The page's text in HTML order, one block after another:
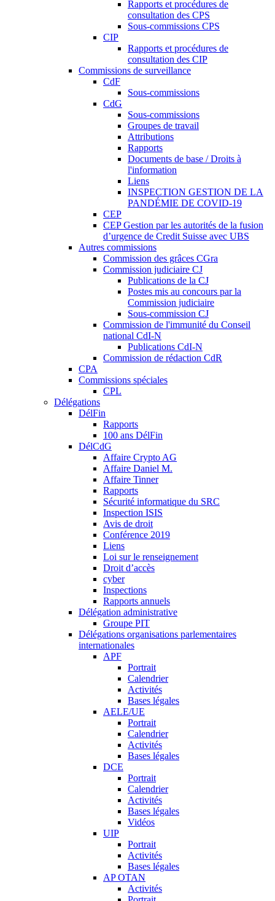
Rapports et procédures de
consultation des CPS
Sous-commissions CPS
CIP
Rapports et procédures de
consultation des CIP
Commissions de surveillance
CdF
Sous-commissions
CdG
Sous-commissions
Groupes de travail
Attributions
Rapports
Documents de base / Droits à
l'information
Liens
INSPECTION GESTION DE LA
PANDÉMIE DE COVID-19
CEP
CEP Gestion par les autorités de la fusion
d’urgence de Credit Suisse avec UBS
Autres commissions
Commission des grâces CGra
Commission judiciaire CJ
Publications de la CJ
Postes mis au concours par la
Commission judiciaire
Sous-commission CJ
Commission de l'immunité du Conseil
national CdI-N
Publications CdI-N
Commission de rédaction CdR
CPA
Commissions spéciales
CPL
Délégations
DélFin
Rapports
100 ans DélFin
DélCdG
Affaire Crypto AG
Affaire Daniel M.
Affaire Tinner
Rapports
Sécurité informatique du SRC
Inspection ISIS
Avis de droit
Conférence 2019
Liens
Loi sur le renseignement
Droit d’accès
cyber
Inspections
Rapports annuels
Délégation administrative
Groupe PIT
Délégations organisations parlementaires
internationales
APF
Portrait
Calendrier
Activités
Bases légales
AELE/UE
Portrait
Calendrier
Activités
Bases légales
DCE
Portrait
Calendrier
Activités
Bases légales
Vidéos
UIP
Portrait
Activités
Bases légales
AP OTAN
Activités